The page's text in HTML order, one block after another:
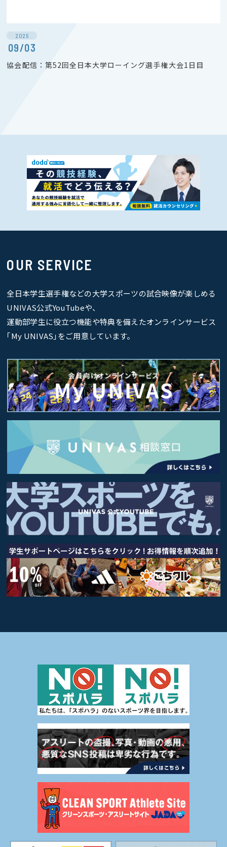
2025
09/03
協会配信：第52回全日本大学ローイング選手権大会1日目
OUR SERVICE
全日本学生選手権などの大学スポーツの試合映像が楽しめる
UNIVAS公式YouTubeや、
運動部学生に役立つ機能や特典を備えたオンラインサービス
｢My UNIVAS｣をご用意しています。